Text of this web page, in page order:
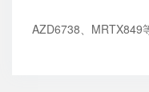
AZD6738、MRTX849